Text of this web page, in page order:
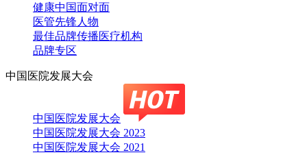
健康中国面对面
医管先锋人物
最佳品牌传播医疗机构
品牌专区
中国医院发展大会
中国医院发展大会
中国医院发展大会 2023
中国医院发展大会 2021